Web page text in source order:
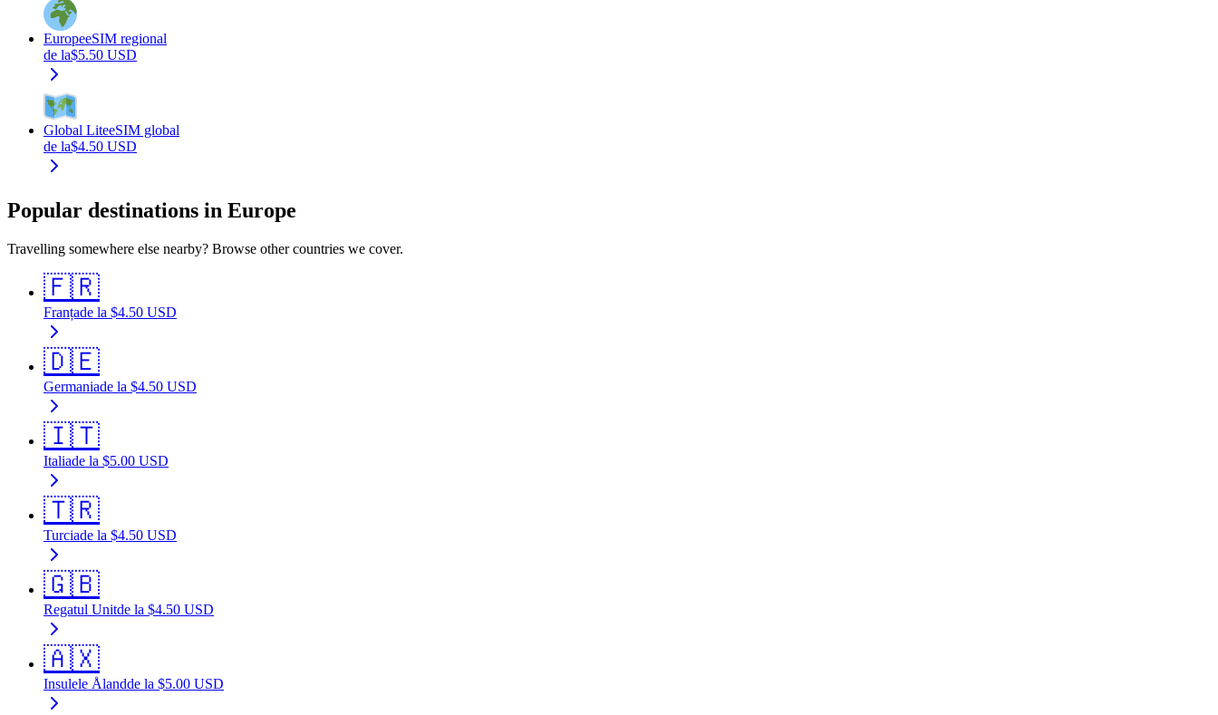
EuropeeSIM regional
de la$5.50 USD
Global LiteeSIM global
de la$4.50 USD
Popular destinations in Europe
Travelling somewhere else nearby? Browse other countries we cover.
🇫🇷
Franțade la $4.50 USD
🇩🇪
Germaniade la $4.50 USD
🇮🇹
Italiade la $5.00 USD
🇹🇷
Turciade la $4.50 USD
🇬🇧
Regatul Unitde la $4.50 USD
🇦🇽
Insulele Ålandde la $5.00 USD